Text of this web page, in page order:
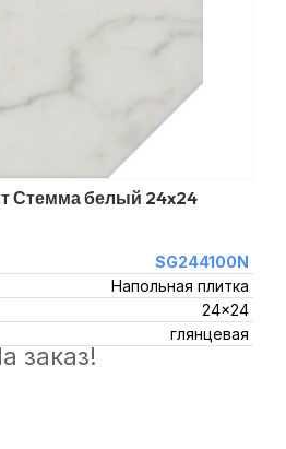
Стемма белый 24x24
SG244100N
Напольная плитка
24x24
глянцевая
заказ!